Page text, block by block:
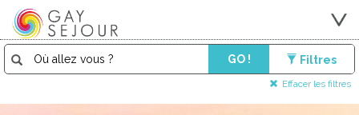
GO ! Filtres
Effacer les filtres